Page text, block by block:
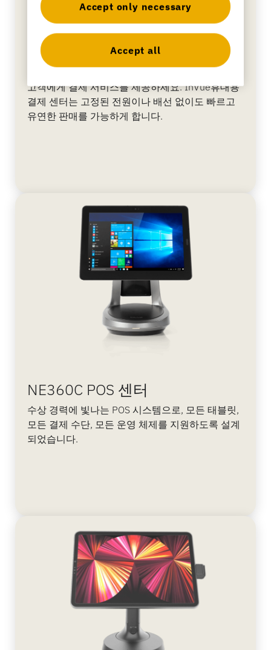
휴대용 결제 센터
고객에게 결제 서비스를 제공하세요. InVue휴대용
결제 센터는 고정된 전원이나 배선 없이도 빠르고
유연한 판매를 가능하게 합니다.
NE360C POS 센터
수상 경력에 빛나는 POS 시스템으로, 모든 태블릿,
모든 결제 수단, 모든 운영 체제를 지원하도록 설계
되었습니다.
Accept only necessary
Accept all